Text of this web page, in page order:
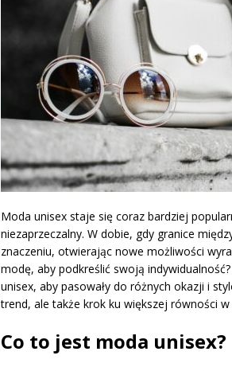
Moda unisex staje się coraz bardziej
niezaprzeczalny. W dobie, gdy granice
znaczeniu, otwierając nowe możliwości
modę, aby podkreślić swoją
unisex, aby pasowały do różnych okazji i
trend, ale także krok ku większej równości
Co to jest moda unisex?